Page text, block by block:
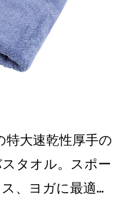
特大速乾性厚手の
タオル。スポー
、ヨガに最適で